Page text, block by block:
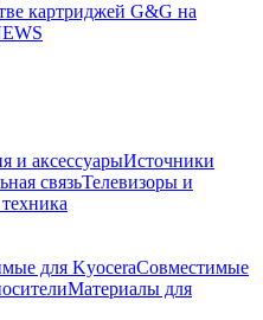
картриджей G&G на
и аксессуарыИсточники
связьТелевизоры и
для KyoceraСовместимые
Материалы для